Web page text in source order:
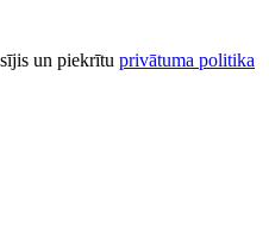
un piekrītu privātuma politika